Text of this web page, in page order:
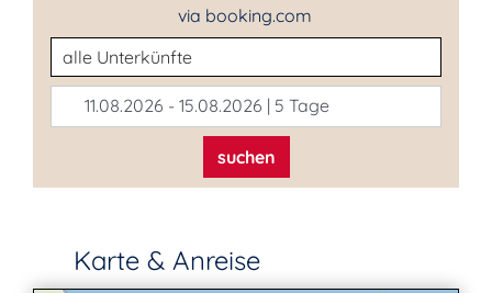
via booking.com
Unterkunftsart
11.08.2026 - 15.08.2026 | 5 Tage
suchen
Karte & Anreise